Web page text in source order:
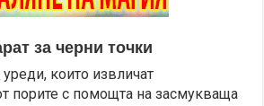
за черни точки
които извличат
порите с помощта на засмукваща